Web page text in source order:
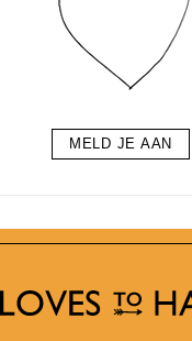
MELD JE AAN